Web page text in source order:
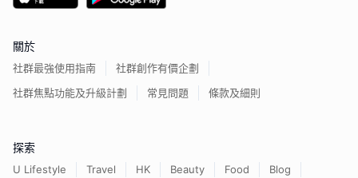
關於
社群最強使用指南
社群創作有價企劃
社群焦點功能及升級計劃
常見問題 條款及細則
探索
U Lifestyle Travel HK Beauty Food Blog